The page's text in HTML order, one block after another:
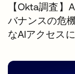
【Okta調査
バナンスの危
なAIアクセス